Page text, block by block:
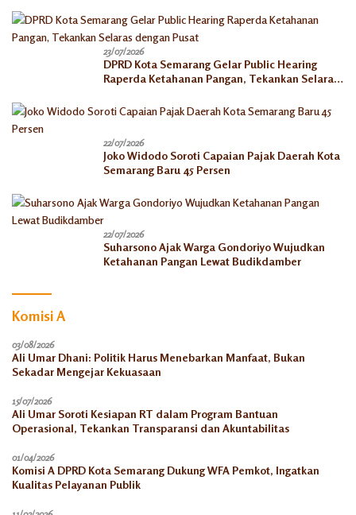
23/07/2026
DPRD Kota Semarang Gelar Public Hearing
Raperda Ketahanan Pangan, Tekankan Selaras
22/07/2026
Joko Widodo Soroti Capaian Pajak Daerah Kota
Semarang Baru 45 Persen
22/07/2026
Suharsono Ajak Warga Gondoriyo Wujudkan
Ketahanan Pangan Lewat Budikdamber
Komisi A
03/08/2026
Ali Umar Dhani: Politik Harus Menebarkan Manfaat, Bukan
Sekadar Mengejar Kekuasaan
15/07/2026
Ali Umar Soroti Kesiapan RT dalam Program Bantuan
Operasional, Tekankan Transparansi dan Akuntabilitas
01/04/2026
Komisi A DPRD Kota Semarang Dukung WFA Pemkot, Ingatkan
Kualitas Pelayanan Publik